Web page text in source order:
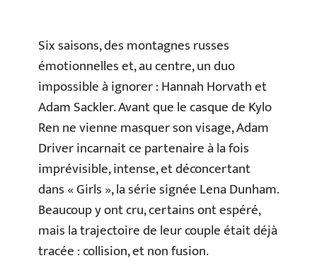
Six saisons, des montagnes russes
émotionnelles et, au centre, un duo
impossible à ignorer : Hannah Horvath et
Adam Sackler. Avant que le casque de Kylo
Ren ne vienne masquer son visage, Adam
Driver incarnait ce partenaire à la fois
imprévisible, intense, et déconcertant
dans « Girls », la série signée Lena Dunham.
Beaucoup y ont cru, certains ont espéré,
mais la trajectoire de leur couple était déjà
tracée : collision, et non fusion.